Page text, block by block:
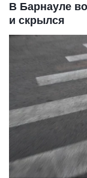
В Барнауле
и скрылся